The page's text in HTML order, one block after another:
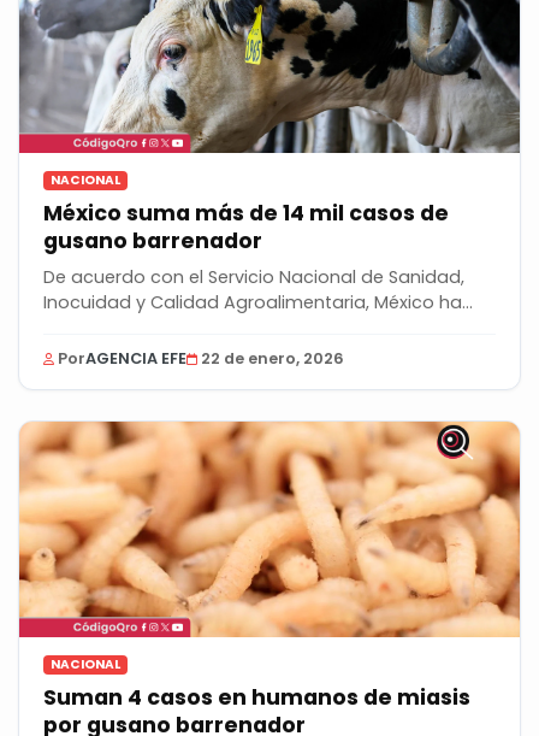
NACIONAL
México suma más de 14 mil casos de
gusano barrenador
De acuerdo con el Servicio Nacional de Sanidad,
Inocuidad y Calidad Agroalimentaria, México ha...
PorAGENCIA EFE 22 de enero, 2026
NACIONAL
Suman 4 casos en humanos de miasis
por gusano barrenador